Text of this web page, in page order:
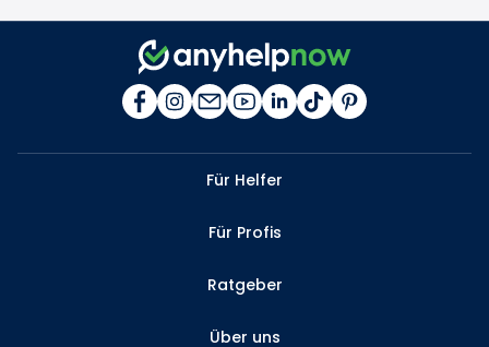
Für Helfer
Für Profis
Ratgeber
Über uns